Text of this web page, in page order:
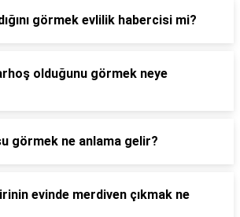
görmek evlilik habercisi mi?
olduğunu görmek neye
görmek ne anlama gelir?
evinde merdiven çıkmak ne